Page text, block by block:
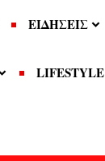
ΕΙΔΗΣΕΙΣ
LIFESTYLE